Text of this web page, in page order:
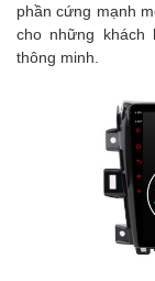
phần cứng mạnh
cho những khách
thông minh.